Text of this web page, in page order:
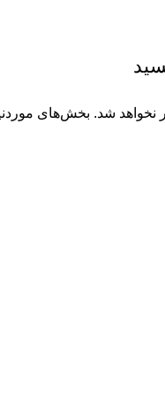
نخواهد شد. بخش‌های